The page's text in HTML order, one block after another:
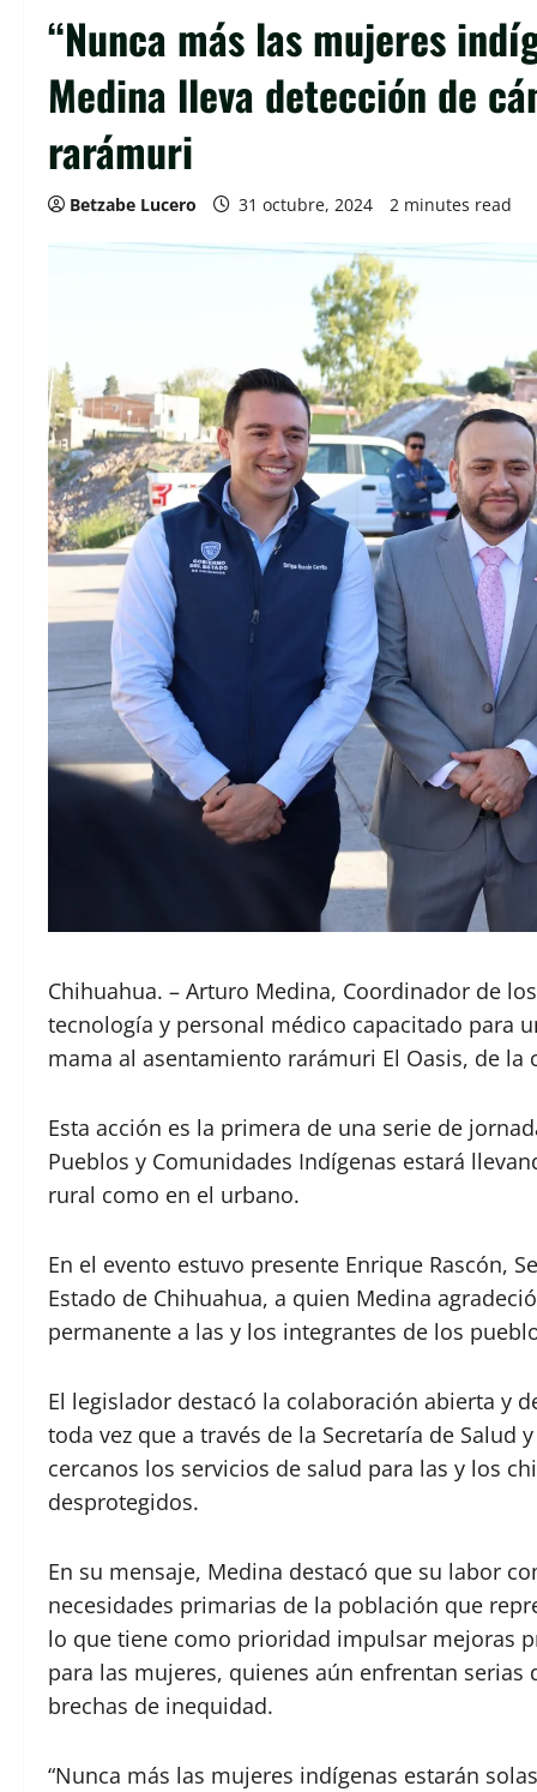
“Nunca más las mujeres
Medina lleva detección de
rarámuri
Betzabe Lucero 31 octubre, 2024 2 minutes read
Chihuahua. – Arturo Medina, Coordinador de
tecnología y personal médico capacitado para
mama al asentamiento rarámuri El Oasis, de la
Esta acción es la primera de una serie de
Pueblos y Comunidades Indígenas estará
rural como en el urbano.
En el evento estuvo presente Enrique Rascón,
Estado de Chihuahua, a quien Medina
permanente a las y los integrantes de los
El legislador destacó la colaboración abierta y
toda vez que a través de la Secretaría de Salud
cercanos los servicios de salud para las y los
desprotegidos.
En su mensaje, Medina destacó que su labor
necesidades primarias de la población que
lo que tiene como prioridad impulsar mejoras
para las mujeres, quienes aún enfrentan serias
brechas de inequidad.
“Nunca más las mujeres indígenas estarán